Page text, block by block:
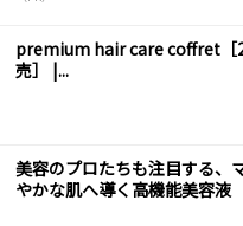
premium hair care coffret［
売］ |...
美容のプロたちも注目する、
やかな肌へ導く高機能美容液